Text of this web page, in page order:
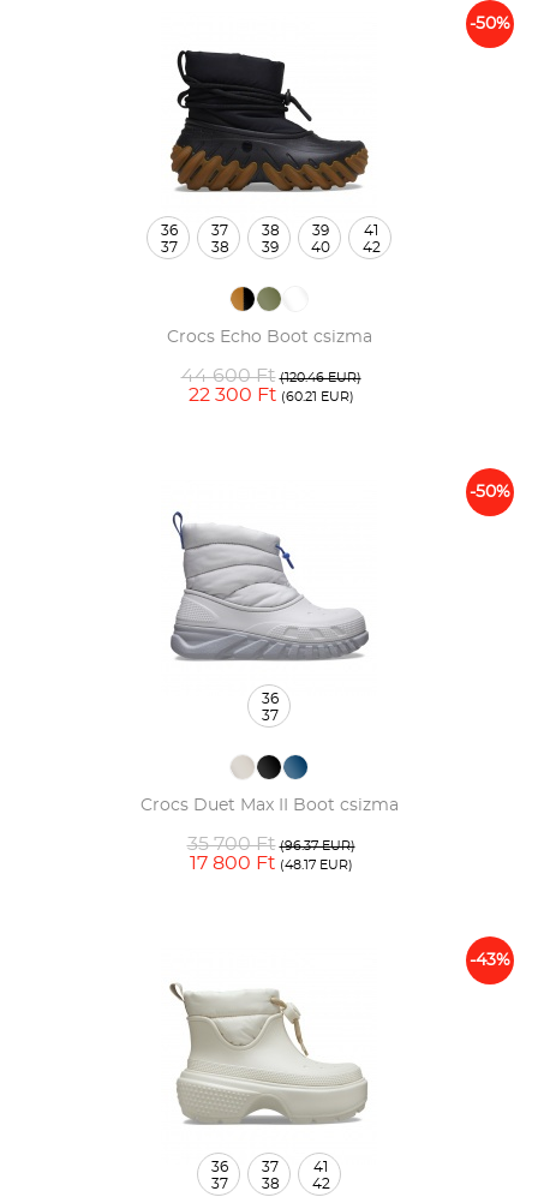
-50%
Crocs Echo Boot csizma
44 600 Ft (120.46 EUR)
22 300 Ft (60.21 EUR)
36
37
37
38
38
39
39
40
41
42
-50%
Crocs Duet Max II Boot csizma
35 700 Ft (96.37 EUR)
17 800 Ft (48.17 EUR)
36
37
-43%
36
37
37
38
41
42